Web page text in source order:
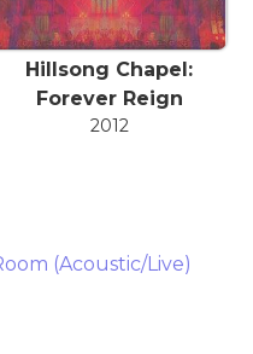
Hillsong Chapel:
Forever Reign
2012
(Acoustic/Live)